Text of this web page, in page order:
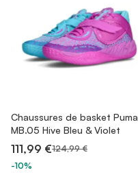
Chaussures de basket Puma
MB.05 Hive Bleu & Violet
111,99 €124,99 €
-10%